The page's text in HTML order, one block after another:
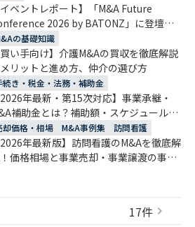
イベントレポート】「M&A Future
2026 by BATONZ」に登壇｜
護・福祉・医療業界に特化したM&A支援
カイポケM&A」
の基礎知識
買い手向け】介護M&Aの買収を徹底解説
リットと進め方、仲介の選び方
続き・税金・法務・補助金
2026年最新・第15次対応】事業承継・
補助金とは？補助額・スケジュール・
請の流れをわかりやすく解説
却価格・相場 M&A事例集 訪問看護
2026年最新版】訪問看護のM&Aを徹底解
価格相場と事業売却・事業譲渡の事例
17件